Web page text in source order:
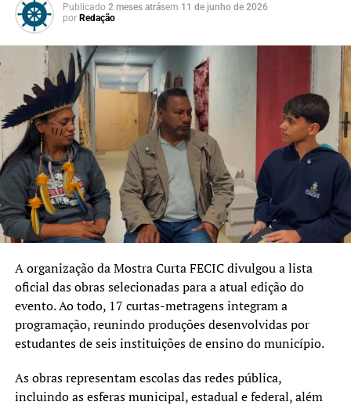
Publicado 2 meses atrásem 11 de junho de 2026
por Redação
A organização da Mostra Curta FECIC divulgou a lista
oficial das obras selecionadas para a atual edição do
evento. Ao todo, 17 curtas-metragens integram a
programação, reunindo produções desenvolvidas por
estudantes de seis instituições de ensino do município.
As obras representam escolas das redes pública,
incluindo as esferas municipal, estadual e federal, além